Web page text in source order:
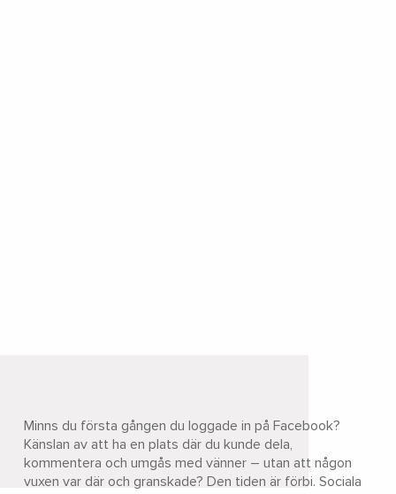
Minns du första gången du loggade in på Facebook?
Känslan av att ha en plats där du kunde dela,
kommentera och umgås med vänner – utan att någon
vuxen var där och granskade? Den tiden är förbi. Sociala